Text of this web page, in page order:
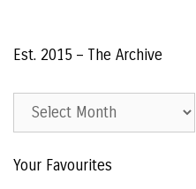
Est. 2015 – The Archive
Est.
The
Your Favourites